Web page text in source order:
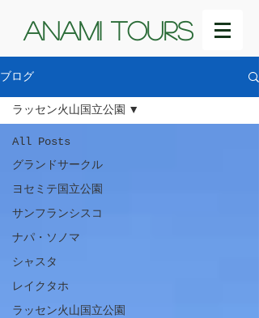
ANAMI TOURS
ブログ
All Posts
グランドサークル
ヨセミテ国立公園
サンフランシスコ
ナパ・ソノマ
シャスタ
レイクタホ
ラッセン火山国立公園
ラッセン火山国立公園